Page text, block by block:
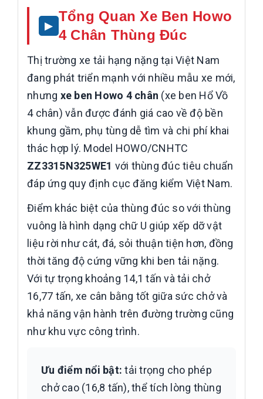
Tổng Quan Xe Ben Howo
4 Chân Thùng Đúc
Thị trường xe tải hạng nặng tại Việt Nam
đang phát triển mạnh với nhiều mẫu xe mới,
nhưng xe ben Howo 4 chân (xe ben Hổ Vồ
4 chân) vẫn được đánh giá cao về độ bền
khung gầm, phụ tùng dễ tìm và chi phí khai
thác hợp lý. Model HOWO/CNHTC
ZZ3315N325WE1 với thùng đúc tiêu chuẩn
đáp ứng quy định cục đăng kiểm Việt Nam.
Điểm khác biệt của thùng đúc so với thùng
vuông là hình dạng chữ U giúp xếp dỡ vật
liệu rời như cát, đá, sỏi thuận tiện hơn, đồng
thời tăng độ cứng vững khi ben tải nặng.
Với tự trọng khoảng 14,1 tấn và tải chở
16,77 tấn, xe cân bằng tốt giữa sức chở và
khả năng vận hành trên đường trường cũng
như khu vực công trình.
Ưu điểm nổi bật: tải trọng cho phép
chở cao (16,8 tấn), thể tích lòng thùng